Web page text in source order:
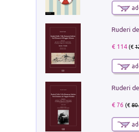
€ 114(€
€ 76 (€